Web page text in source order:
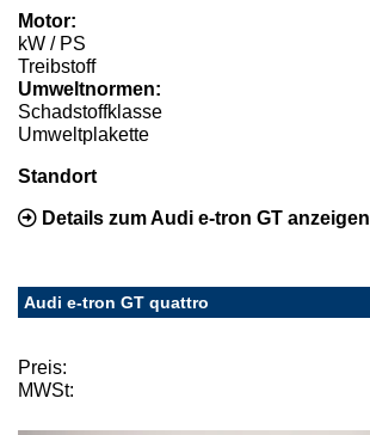
Motor:
kW / PS
Treibstoff
Umweltnormen:
Schadstoffklasse
Umweltplakette
Standort
Details zum Audi e-tron GT anzeigen
Audi e-tron GT quattro
Preis:
MWSt: